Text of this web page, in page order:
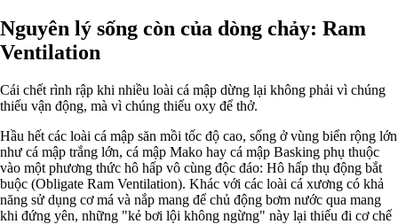
Nguyên lý sống còn của dòng chảy: Ram
Ventilation
Cái chết rình rập khi nhiều loài cá mập dừng lại không phải vì chúng
thiếu vận động, mà vì chúng thiếu oxy để thở.
Hầu hết các loài cá mập săn mồi tốc độ cao, sống ở vùng biển rộng lớn
như cá mập trắng lớn, cá mập Mako hay cá mập Basking phụ thuộc
vào một phương thức hô hấp vô cùng độc đáo: Hô hấp thụ động bắt
buộc (Obligate Ram Ventilation). Khác với các loài cá xương có khả
năng sử dụng cơ má và nắp mang để chủ động bơm nước qua mang
khi đứng yên, những "kẻ bơi lội không ngừng" này lại thiếu đi cơ chế